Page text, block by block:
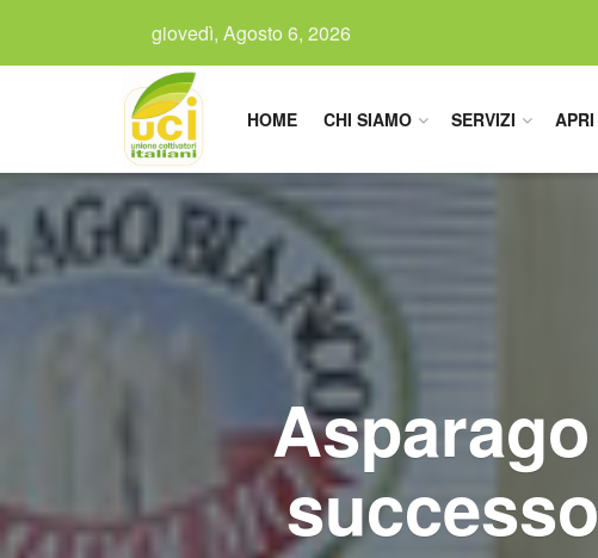
giovedì, Agosto 6, 2026
HOME CHI SIAMO SERVIZI